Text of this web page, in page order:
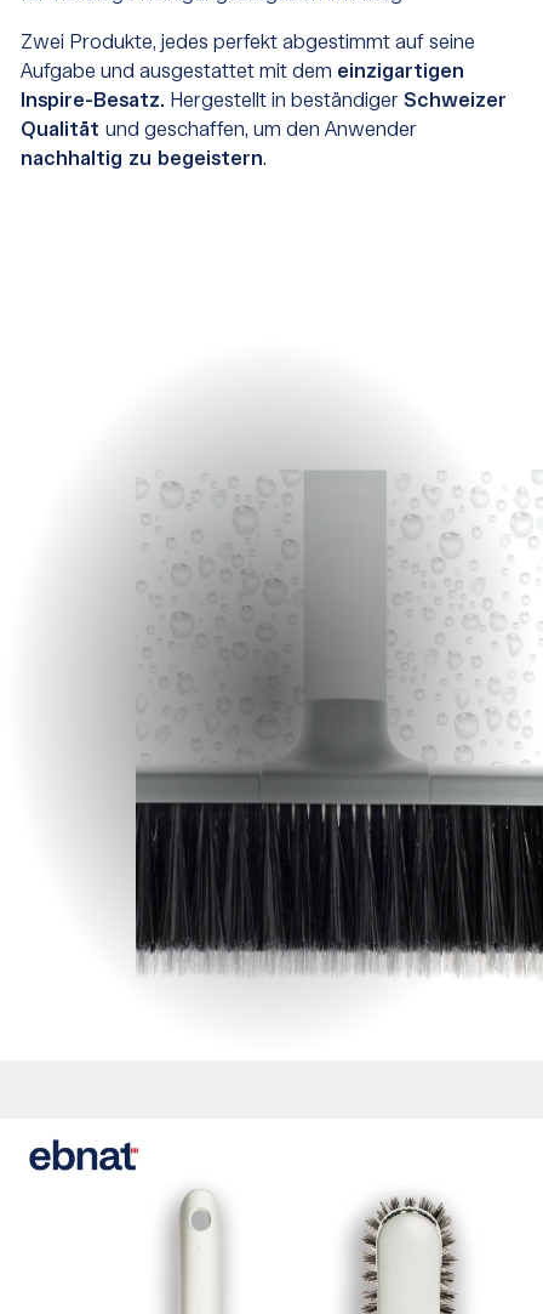
Zwei Produkte, jedes perfekt abgestimmt auf seine
Aufgabe und ausgestattet mit dem einzigartigen
Inspire-Besatz. Hergestellt in beständigerSchweizer
Qualitätund geschaffen, um den Anwender
nachhaltig zu begeistern.